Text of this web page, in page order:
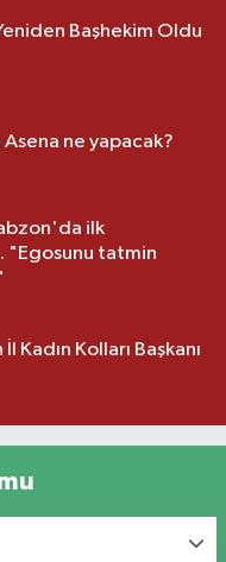
Aydın Kant, Yeniden Başhekim Oldu
ne yapacak?
ilk
"Egosunu tatmin
Kadın Kolları Başkanı